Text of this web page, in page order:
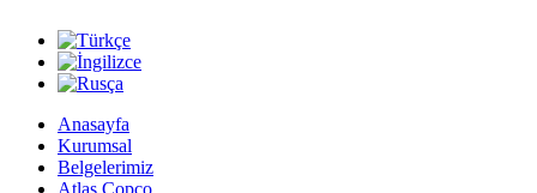
Anasayfa
Kurumsal
Belgelerimiz
Atlas Copco